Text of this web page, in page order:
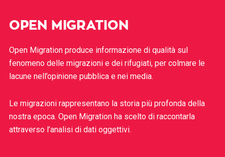
OPEN MIGRATION
Open Migration produce informazione di qualità sul
fenomeno delle migrazioni e dei rifugiati, per colmare le
lacune nell’opinione pubblica e nei media.
Le migrazioni rappresentano la storia più profonda della
nostra epoca. Open Migration ha scelto di raccontarla
attraverso l’analisi di dati oggettivi.